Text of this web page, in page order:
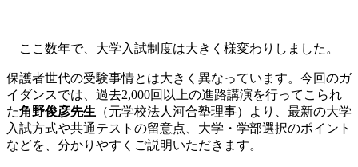
ここ数年で、大学入試制度は大きく様変わりしました。
保護者世代の受験事情とは大きく異なっています。今回のガ
イダンスでは、過去2,000回以上の進路講演を行ってこられ
た角野俊彦先生 （元学校法人河合塾理事）より、最新の大学
入試方式や共通テストの留意点、大学・学部選択のポイント
などを、分かりやすくご説明いただきます。